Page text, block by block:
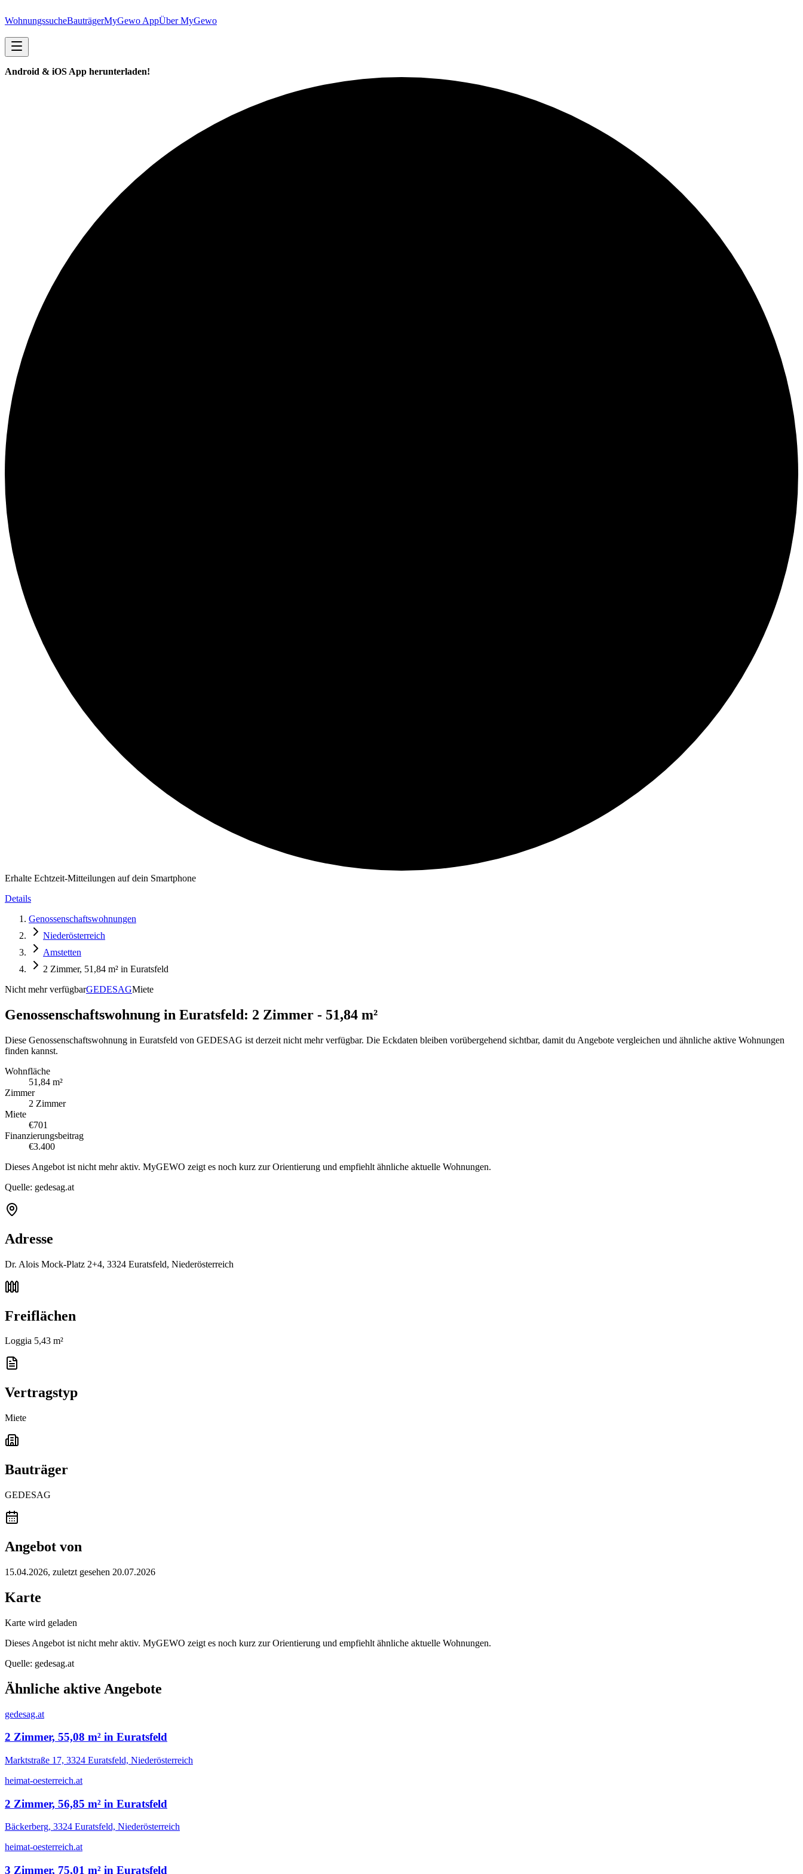
WohnungssucheBauträgerMyGewo AppÜber MyGewo
Android & iOS App herunterladen!
Erhalte Echtzeit-Mitteilungen auf dein Smartphone
Details
Genossenschaftswohnungen
Niederösterreich
Amstetten
2 Zimmer, 51,84 m² in Euratsfeld
Nicht mehr verfügbarGEDESAGMiete
Genossenschaftswohnung in Euratsfeld: 2 Zimmer - 51,84 m²
Diese Genossenschaftswohnung in Euratsfeld von GEDESAG ist derzeit nicht mehr verfügbar. Die Eckdaten bleiben vorübergehend sichtbar, damit du Angebote vergleichen und ähnliche aktive Wohnungen
finden kannst.
Wohnfläche
51,84 m²
Zimmer
2 Zimmer
Miete
€701
Finanzierungsbeitrag
€3.400
Dieses Angebot ist nicht mehr aktiv. MyGEWO zeigt es noch kurz zur Orientierung und empfiehlt ähnliche aktuelle Wohnungen.
Quelle: gedesag.at
Adresse
Dr. Alois Mock-Platz 2+4, 3324 Euratsfeld, Niederösterreich
Freiflächen
Loggia 5,43 m²
Vertragstyp
Miete
Bauträger
GEDESAG
Angebot von
15.04.2026, zuletzt gesehen 20.07.2026
Karte
Karte wird geladen
Dieses Angebot ist nicht mehr aktiv. MyGEWO zeigt es noch kurz zur Orientierung und empfiehlt ähnliche aktuelle Wohnungen.
Quelle: gedesag.at
Ähnliche aktive Angebote
gedesag.at
2 Zimmer, 55,08 m² in Euratsfeld
Marktstraße 17, 3324 Euratsfeld, Niederösterreich
heimat-oesterreich.at
2 Zimmer, 56,85 m² in Euratsfeld
Bäckerberg, 3324 Euratsfeld, Niederösterreich
heimat-oesterreich.at
3 Zimmer, 75,01 m² in Euratsfeld